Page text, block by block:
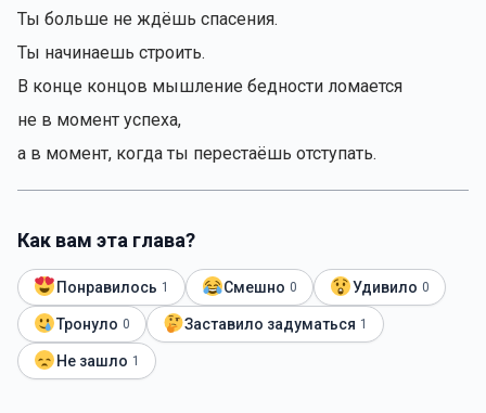
Ты больше не ждёшь спасения.
Ты начинаешь строить.
В конце концов мышление бедности ломается
не в момент успеха,
а в момент, когда ты перестаёшь отступать.
Как вам эта глава?
Понравилось 1 Смешно 0 Удивило 0
Тронуло 0 Заставило задуматься 1
Не зашло 1